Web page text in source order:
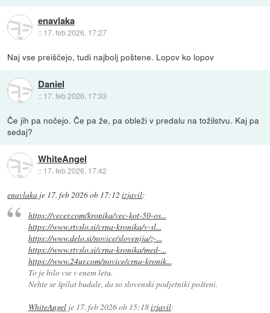
enavlaka
:: 17. feb 2026, 17:27
Naj vse preiščejo, tudi najbolj poštene. Lopov ko lopov
Daniel
:: 17. feb 2026, 17:33
Če jih pa nočejo. Če pa že, pa obleži v predalu na tožilstvu. Kaj pa
sedaj?
WhiteAngel
:: 17. feb 2026, 17:42
enavlaka je 17. feb 2026 ob 17:12 izjavil:
https://vecer.com/kronika/vec-kot-50-os...
https://www.rtvslo.si/crna-kronika/v-sl...
https://www.delo.si/novice/slovenija/z-...
https://www.rtvslo.si/crna-kronika/med-...
https://www.24ur.com/novice/crna-kronik...
To je bilo vse v enem letu.
Nehte se špilat budale, da so slovenski podjetniki pošteni.
WhiteAngelje 17. feb 2026 ob 15:18izjavil: